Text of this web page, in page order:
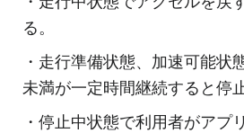
る。
・走行準備状態、加速可能状
未満が一定時間継続すると停
・停止中状態で利用者がアプ